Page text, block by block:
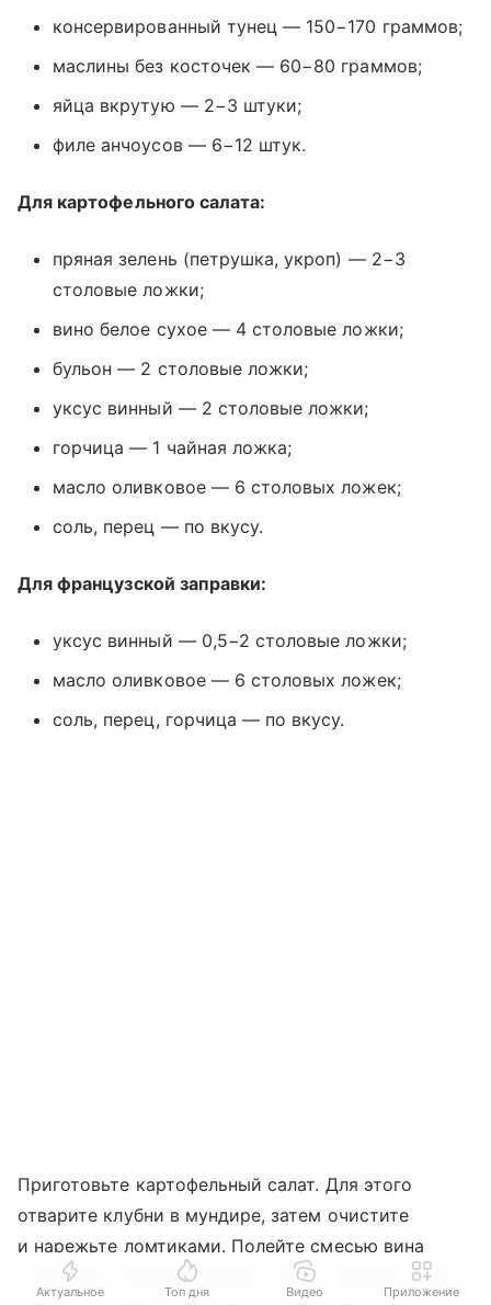
консервированный тунец — 150−170 граммов;
маслины без косточек — 60−80 граммов;
яйца вкрутую — 2−3 штуки;
филе анчоусов — 6−12 штук.
Для картофельного салата:
пряная зелень (петрушка, укроп) — 2−3
столовые ложки;
вино белое сухое — 4 столовые ложки;
бульон — 2 столовые ложки;
уксус винный — 2 столовые ложки;
горчица — 1 чайная ложка;
масло оливковое — 6 столовых ложек;
соль, перец — по вкусу.
Для французской заправки:
уксус винный — 0,5−2 столовые ложки;
масло оливковое — 6 столовых ложек;
соль, перец, горчица — по вкусу.
Приготовьте картофельный салат. Для этого
отварите клубни в мундире, затем очистите
и нарежьте ломтиками. Полейте смесью вина
и бульона. В миске смешать уксус, горчицу, соль,
Актуальное Топ дня Видео Приложение